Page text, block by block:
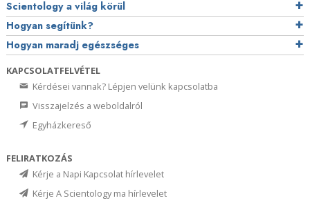
Scientology a világ körül
Hogyan segítünk?
Hogyan maradj egészséges
KAPCSOLATFELVÉTEL
Kérdései vannak? Lépjen velünk kapcsolatba
Visszajelzés a weboldalról
Egyházkereső
FELIRATKOZÁS
Kérje a Napi Kapcsolat hírlevelet
Kérje A Scientology ma hírlevelet